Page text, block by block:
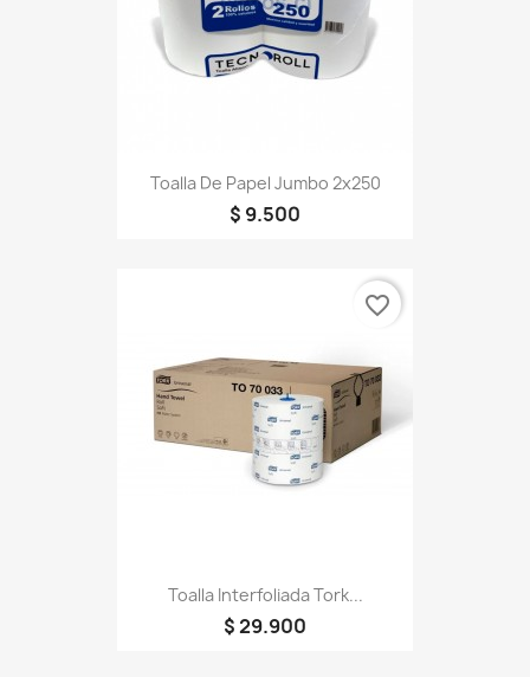
Toalla De Papel Jumbo 2x250
$ 9.500
Toalla Interfoliada Tork...
$ 29.900
favorite_border